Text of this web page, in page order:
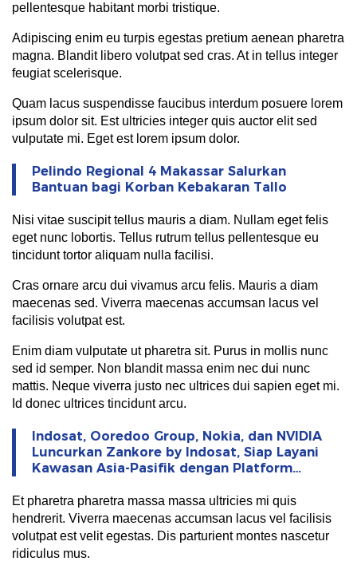
pellentesque habitant morbi tristique.
Adipiscing enim eu turpis egestas pretium aenean pharetra
magna. Blandit libero volutpat sed cras. At in tellus integer
feugiat scelerisque.
Quam lacus suspendisse faucibus interdum posuere lorem
ipsum dolor sit. Est ultricies integer quis auctor elit sed
vulputate mi. Eget est lorem ipsum dolor.
Pelindo Regional 4 Makassar Salurkan
Bantuan bagi Korban Kebakaran Tallo
Nisi vitae suscipit tellus mauris a diam. Nullam eget felis
eget nunc lobortis. Tellus rutrum tellus pellentesque eu
tincidunt tortor aliquam nulla facilisi.
Cras ornare arcu dui vivamus arcu felis. Mauris a diam
maecenas sed. Viverra maecenas accumsan lacus vel
facilisis volutpat est.
Enim diam vulputate ut pharetra sit. Purus in mollis nunc
sed id semper. Non blandit massa enim nec dui nunc
mattis. Neque viverra justo nec ultrices dui sapien eget mi.
Id donec ultrices tincidunt arcu.
Indosat, Ooredoo Group, Nokia, dan NVIDIA
Luncurkan Zankore by Indosat, Siap Layani
Kawasan Asia-Pasifik dengan Platform
Et pharetra pharetra massa massa ultricies mi quis
hendrerit. Viverra maecenas accumsan lacus vel facilisis
volutpat est velit egestas. Dis parturient montes nascetur
ridiculus mus.